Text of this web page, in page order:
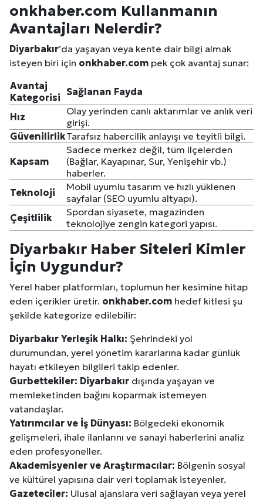
onkhaber.com Kullanmanın
Avantajları Nelerdir?
Diyarbakır’da yaşayan veya kente dair bilgi almak
isteyen biri için onkhaber.com pek çok avantaj sunar:
Avantaj
Kategorisi Sağlanan Fayda
Hız
Olay yerinden canlı aktarımlar ve anlık veri
girişi.
GüvenilirlikTarafsız habercilik anlayışı ve teyitli bilgi.
Kapsam
Sadece merkez değil, tüm ilçelerden
(Bağlar, Kayapınar, Sur, Yenişehir vb.)
haberler.
Teknoloji
Mobil uyumlu tasarım ve hızlı yüklenen
sayfalar (SEO uyumlu altyapı).
Çeşitlilik
Spordan siyasete, magazinden
teknolojiye zengin kategori yapısı.
Diyarbakır Haber Siteleri Kimler
İçin Uygundur?
Yerel haber platformları, toplumun her kesimine hitap
eden içerikler üretir. onkhaber.com hedef kitlesi şu
şekilde kategorize edilebilir:
Diyarbakır Yerleşik Halkı: Şehrindeki yol
durumundan, yerel yönetim kararlarına kadar günlük
hayatı etkileyen bilgileri takip edenler.
Gurbettekiler: Diyarbakır dışında yaşayan ve
memleketinden bağını koparmak istemeyen
vatandaşlar.
Yatırımcılar ve İş Dünyası: Bölgedeki ekonomik
gelişmeleri, ihale ilanlarını ve sanayi haberlerini analiz
eden profesyoneller.
Akademisyenler ve Araştırmacılar: Bölgenin sosyal
ve kültürel yapısına dair veri toplamak isteyenler.
Gazeteciler: Ulusal ajanslara veri sağlayan veya yerel